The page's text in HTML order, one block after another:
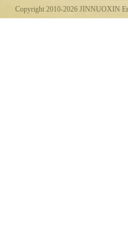
Copyright 2010-2026 JINNUOXIN